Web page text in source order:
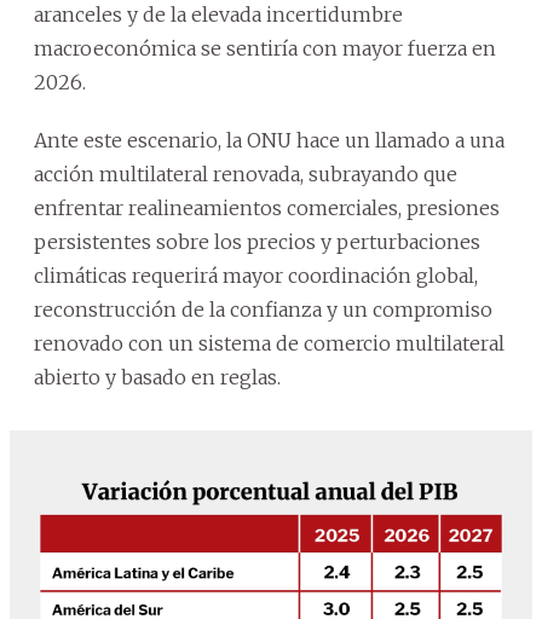
aranceles y de la elevada incertidumbre
macroeconómica se sentiría con mayor fuerza en
2026.
Ante este escenario, la ONU hace un llamado a una
acción multilateral renovada, subrayando que
enfrentar realineamientos comerciales, presiones
persistentes sobre los precios y perturbaciones
climáticas requerirá mayor coordinación global,
reconstrucción de la confianza y un compromiso
renovado con un sistema de comercio multilateral
abierto y basado en reglas.